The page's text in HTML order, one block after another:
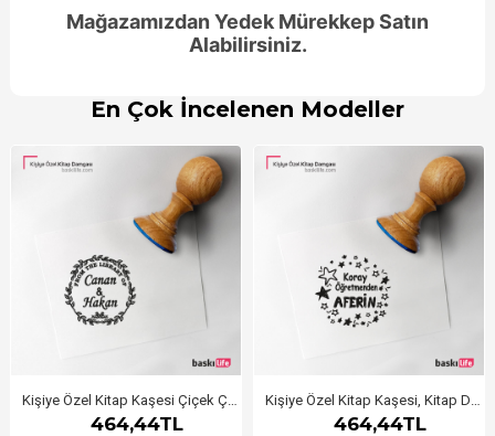
Mağazamızdan Yedek Mürekkep Satın
Alabilirsiniz.
En Çok İncelenen Modeller
Kişiye Özel Kitap Kaşesi Çiçek Çerçeveli
464,44TL
Kişiye Özel Kitap Kaşesi, Kitap Damgası, Kitap Mührü Öğretmen Kaşesi Aferin
464,44TL